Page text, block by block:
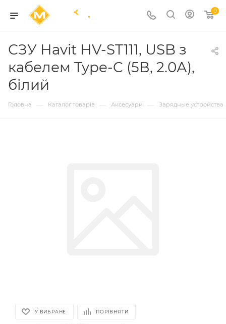
0
СЗУ Havit HV-ST111, USB з
кабелем Type-C (5В, 2.0А),
білий
Головна — Каталог товарів — Аксесуари — Зарядные устройства
У ВИБРАНЕ ПОРІВНЯТИ